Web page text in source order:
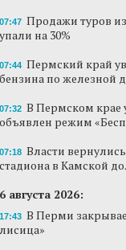
В Перми в пустой
театральный фестиваль
В Перми
оформление
Ученые рассказали о
змей в Пермском крае
07:47 Продажи туров
упали на 30%
07:44 Пермский край
бензина по железной
07:32 В Пермском крае
объявлен режим
07:18 Власти
стадиона в Камской
6 августа 2026:
17:43 В Перми
лисица»